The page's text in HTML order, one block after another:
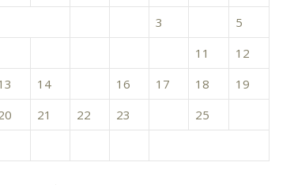
3
5
11
12
14 16 17 18
19
21 22 23 25